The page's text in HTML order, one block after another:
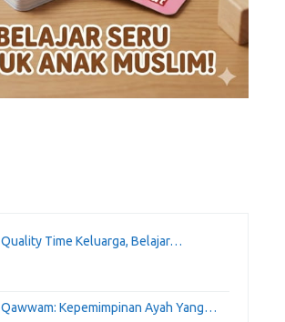
Quality Time Keluarga, Belajar…
Qawwam: Kepemimpinan Ayah Yang…